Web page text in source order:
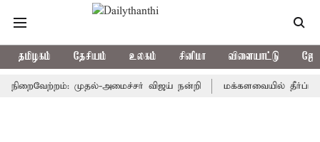
தமிழகம் தேசியம் உலகம் சினிமா விளையாட்டு
முதல்-அமைச்சர் விஜய் நன்றி மக்களவையில் தீர்ப்பாய